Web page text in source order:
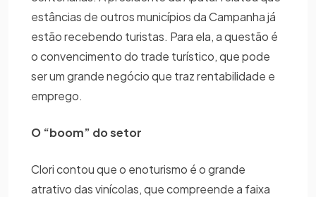
estâncias de outros municípios da Campanha já
estão recebendo turistas. Para ela, a questão é
o convencimento do trade turístico, que pode
ser um grande negócio que traz rentabilidade e
emprego.
O “boom” do setor
Clori contou que o enoturismo é o grande
atrativo das vinícolas, que compreende a faixa